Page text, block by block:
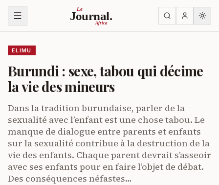
Ruka kwenye yaliyomo
Le
Journal.
Africa
ELIMU
Burundi : sexe, tabou qui décime
la vie des mineurs
Dans la tradition burundaise, parler de la
sexualité avec l’enfant est une chose tabou. Le
manque de dialogue entre parents et enfants
sur la sexualité contribue à la destruction de la
vie des enfants. Chaque parent devrait s’asseoir
avec ses enfants pour en faire l’objet de débat.
Des conséquences néfastes…